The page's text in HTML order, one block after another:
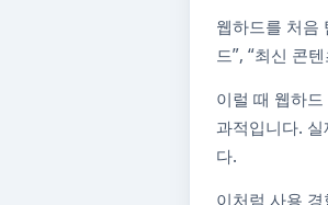
웹하드를 처음
드”, “최신 콘
이럴 때 웹하
과적입니다.
다.
이처럼 사용